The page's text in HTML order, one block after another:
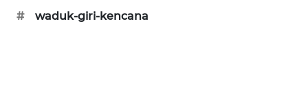
#
waduk-giri-kencana